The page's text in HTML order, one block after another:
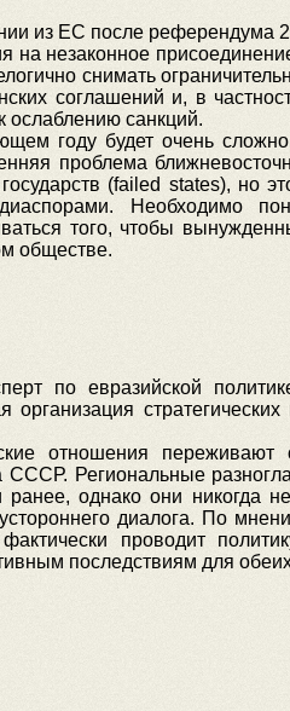
из ЕС после референдума
на незаконное
снимать
соглашений и, в
ослаблению санкций.
году будет очень
проблема
(failed states), но
Необходимо
того, чтобы
обществе.
по евразийской
организация
отношения переживают
СССР. Региональные
ранее, однако они никогда
диалога. По
проводит
последствиям для